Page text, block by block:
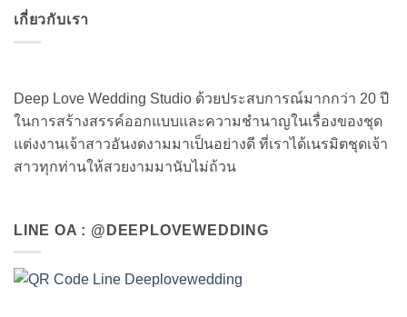
เกี่ยวกับเรา
Deep Love Wedding Studio ด้วยประสบการณ์มากกว่า 20 ปี
ในการสร้างสรรค์ออกแบบและความชำนาญในเรื่องของชุด
แต่งงานเจ้าสาวอันงดงามมาเป็นอย่างดี ที่เราได้เนรมิตชุดเจ้า
สาวทุกท่านให้สวยงามมานับไม่ถ้วน
LINE OA : @DEEPLOVEWEDDING